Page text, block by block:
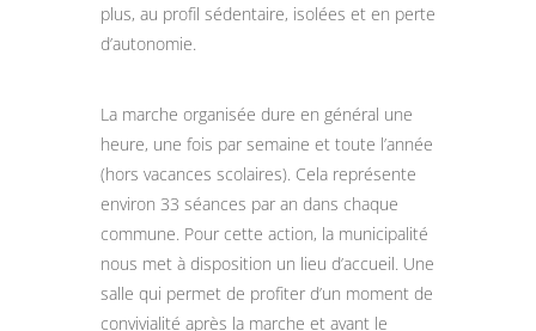
plus, au profil sédentaire, isolées et en perte
d’autonomie.
La marche organisée dure en général une
heure, une fois par semaine et toute l’année
(hors vacances scolaires). Cela représente
environ 33 séances par an dans chaque
commune. Pour cette action, la municipalité
nous met à disposition un lieu d’accueil. Une
salle qui permet de profiter d’un moment de
convivialité après la marche et avant le